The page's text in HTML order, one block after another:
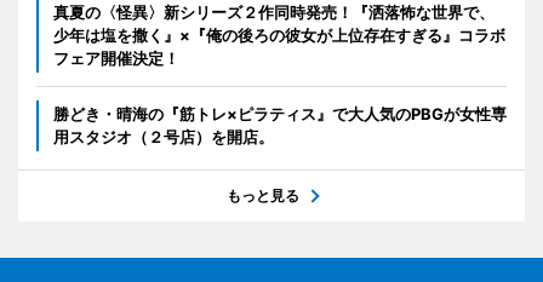
真夏の〈怪異〉新シリーズ２作同時発売！『洒落怖な世界で、
少年は塩を撒く』×『俺の後ろの彼女が上位存在すぎる』コラボ
フェア開催決定！
勝どき・晴海の『筋トレ×ピラティス』で大人気のPBGが女性専
用スタジオ（２号店）を開店。
もっと見る